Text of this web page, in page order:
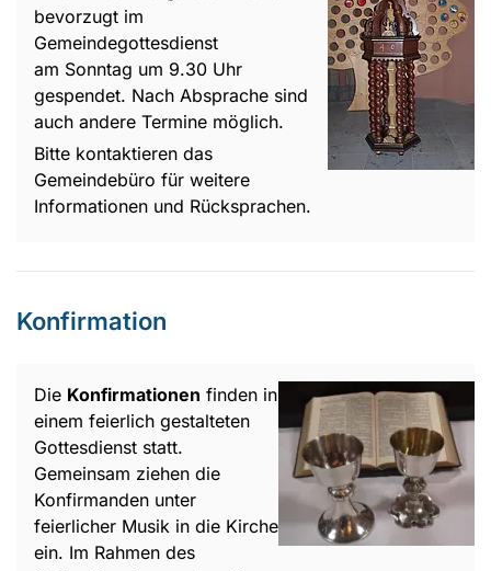
bevorzugt im
Gemeindegottesdienst
am Sonntag um 9.30 Uhr
gespendet. Nach Absprache sind
auch andere Termine möglich.
Bitte kontaktieren das
Gemeindebüro für weitere
Informationen und Rücksprachen.
Konfirmation
Die Konfirmationen finden in
einem feierlich gestalteten
Gottesdienst statt.
Gemeinsam ziehen die
Konfirmanden unter
feierlicher Musik in die Kirche
ein. Im Rahmen des